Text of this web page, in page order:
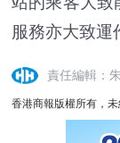
服務亦大致運
責任編輯：
香港商報版權所有，未